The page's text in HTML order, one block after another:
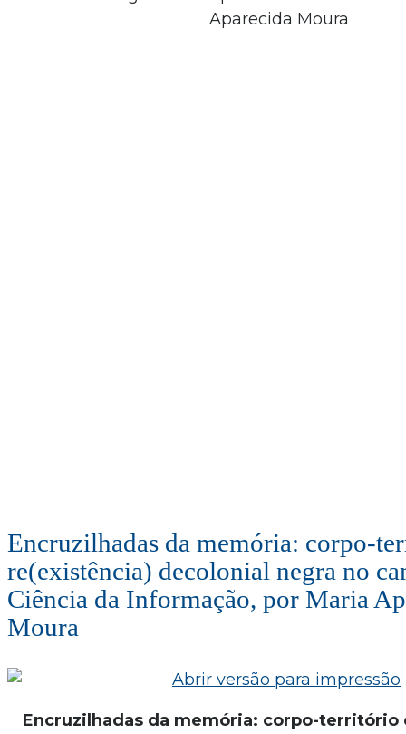
Encruzilhadas da memória: corpo-
re(existência) decolonial negra no
Ciência da Informação, por Maria
Moura
Encruzilhadas da memória: corpo-território